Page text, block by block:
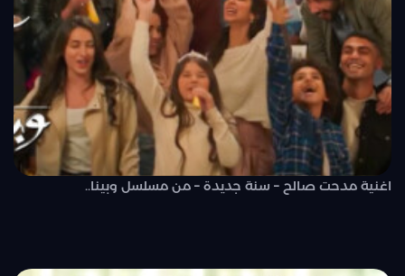
اغنية مدحت صالح – سنة جديدة – من مسلسل وبينا..